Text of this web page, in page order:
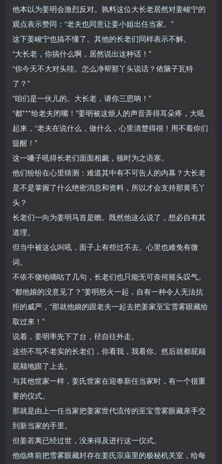
他本以为姜明会激烈反对。孰料这位大长老居然对姜峻宁的
观点表示赞同：“老夫也同意让姜小姐出任当家。”
这下姜峻宁也搞不懂了。其他的长老们同样表示不解。
“大长老，你搞什么啊，居然说出这种话！”
“你今天不大对头哇。怎么净帮那丫头说话？侬脑子瓦特
了？”
“咱们是一伙儿的。大长老，请你三思呐！”
“都***给老夫闭嘴！”姜明被这烦人的声音弄得耳朵疼，大吼
起来，“老夫在说什么，做什么，心里清楚得很！用不着你们
提醒！”
这一嗓子吼得长老们面面相觑，顿时为之语塞。
他们纷纷在心里猜测：难道其中有不可告人的内幕？大长老
是不是掌握了什么绝密消息和资料，所以才会支持那黄毛丫
头？
长老们一向为姜明马首是瞻。既然他这么说了，想必自有其
道理。
但当中被这么叫吼，面子上有些过不去。心里也难免有微
词。
不依不饶地嘀咕了几句，长老们也只能无可奈何摇头叹气。
“都他娘的没意见了？”姜明怒火一起，自有一种令人无法抗
拒的威严，“那就他娘的跟老夫一起去把姜家至宝雪雾眼藏给
取过来！”
说着，姜明率先下了台，径自往外走。
这些不骂不老实的长老们，你看我，我看你。然后就都屁颠
屁颠地跟了上去。
与其他世家一样，姜氏世家在迎奉新任当家时，有一个很重
要的仪式。
那就是由上一任当家把姜家世代流传的至宝雪雾眼藏亲手交
到新当家的手里。
但姜若离已经过世，没来得及进行这一仪式。
他临终前把雪雾眼藏封存在姜氏宗庙里的极秘机关室，给每